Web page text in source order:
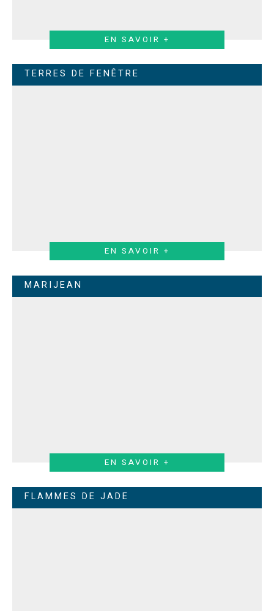
EN SAVOIR +
TERRES DE FENÊTRE
EN SAVOIR +
MARIJEAN
EN SAVOIR +
FLAMMES DE JADE